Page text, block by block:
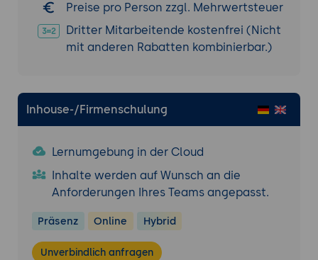
Preise pro Person zzgl. Mehrwertsteuer
Dritter Mitarbeitende kostenfrei (Nicht
mit anderen Rabatten kombinierbar.)
Inhouse-/Firmenschulung
Lernumgebung in der Cloud
Inhalte werden auf Wunsch an die
Anforderungen Ihres Teams angepasst.
Präsenz Online Hybrid
Unverbindlich anfragen